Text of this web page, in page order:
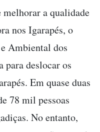
a qualidade
nos Igarapés, o
Ambiental dos
para deslocar os
Em quase duas
78 mil pessoas
No entanto,